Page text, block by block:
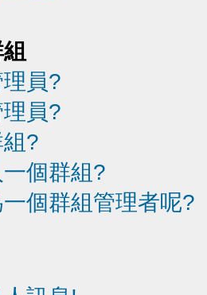
員?
員?
?
個群組?
個群組管理者呢?